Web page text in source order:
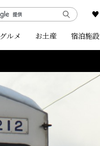
グルメ お土産 宿泊施設